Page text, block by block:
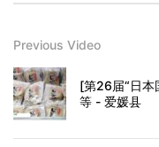
Previous Video
[第26届“日本
等 - 爱媛县